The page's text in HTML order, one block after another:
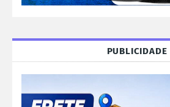
PUBLICIDADE